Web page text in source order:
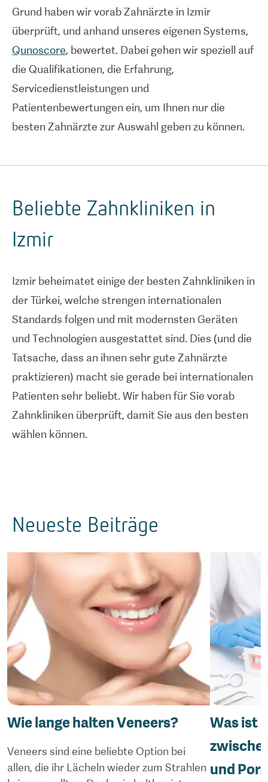
Grund haben wir vorab Zahnärzte in Izmir
überprüft, und anhand unseres eigenen Systems,
Qunoscore, bewertet. Dabei gehen wir speziell auf
die Qualifikationen, die Erfahrung,
Servicedienstleistungen und
Patientenbewertungen ein, um Ihnen nur die
besten Zahnärzte zur Auswahl geben zu können.
Beliebte Zahnkliniken in
Izmir
Izmir beheimatet einige der besten Zahnkliniken in
der Türkei, welche strengen internationalen
Standards folgen und mit modernsten Geräten
und Technologien ausgestattet sind. Dies (und die
Tatsache, dass an ihnen sehr gute Zahnärzte
praktizieren) macht sie gerade bei internationalen
Patienten sehr beliebt. Wir haben für Sie vorab
Zahnkliniken überprüft, damit Sie aus den besten
wählen können.
Neueste Beiträge
Wie lange halten Veneers?
Veneers sind eine beliebte Option bei
allen, die ihr Lächeln wieder zum Strahlen
Was ist
und